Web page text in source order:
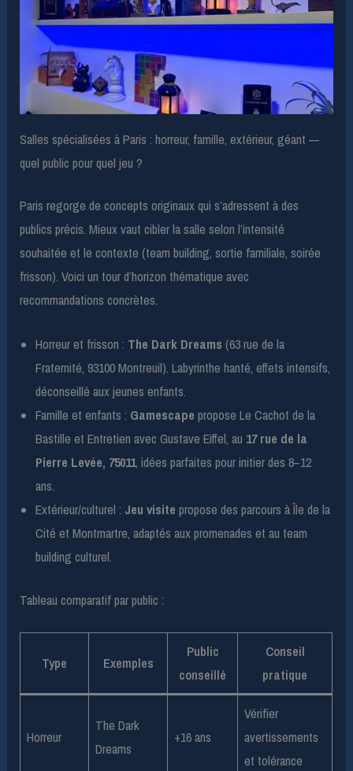
Salles spécialisées à Paris : horreur, famille, extérieur, géant —
quel public pour quel jeu ?
Paris regorge de concepts originaux qui s’adressent à des
publics précis. Mieux vaut cibler la salle selon l’intensité
souhaitée et le contexte (team building, sortie familiale, soirée
frisson). Voici un tour d’horizon thématique avec
recommandations concrètes.
Horreur et frisson : The Dark Dreams (63 rue de la
Fraternité, 93100 Montreuil). Labyrinthe hanté, effets intensifs,
déconseillé aux jeunes enfants.
Famille et enfants : Gamescape propose Le Cachot de la
Bastille et Entretien avec Gustave Eiffel, au 17 rue de la
Pierre Levée, 75011, idées parfaites pour initier des 8–12
ans.
Extérieur/culturel : Jeu visite propose des parcours à Île de la
Cité et Montmartre, adaptés aux promenades et au team
building culturel.
Tableau comparatif par public :
Type Exemples
Public
conseillé
Conseil
pratique
Horreur
The Dark
Dreams
+16 ans
Vérifier
avertissements
et tolérance